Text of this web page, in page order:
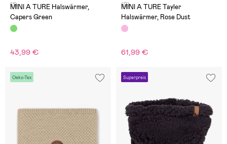
(1)
MINI A TURE Halswärmer,
Capers Green
43,99 €
(0)
MINI A TURE Tayler
Halswärmer, Rose Dust
61,99 €
Oeko-Tex Superpreis